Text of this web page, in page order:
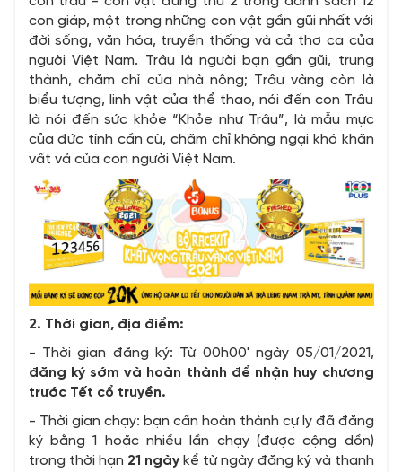
con giáp, một trong những con vật gần gũi nhất với
đời sống, văn hóa, truyền thống và cả thơ ca của
người Việt Nam. Trâu là người bạn gần gũi, trung
thành, chăm chỉ của nhà nông; Trâu vàng còn là
biểu tượng, linh vật của thể thao, nói đến con Trâu
là nói đến sức khỏe “Khỏe như Trâu”, là mẫu mực
của đức tính cần cù, chăm chỉ không ngại khó khăn
vất vả của con người Việt Nam.
2. Thời gian, địa điểm:
- Thời gian đăng ký: Từ 00h00' ngày 05/01/2021,
đăng ký sớm và hoàn thành để nhận huy chương
trước Tết cổ truyền.
- Thời gian chạy: bạn cần hoàn thành cự ly đã đăng
ký bằng 1 hoặc nhiều lần chạy (được cộng dồn)
trong thời hạn 21 ngàykể từ ngày đăng ký và thanh